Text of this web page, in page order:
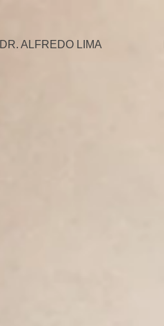
DR. ALFREDO LIMA